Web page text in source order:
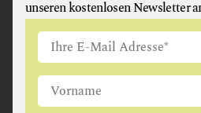
ANGUS & ARTHUR
FLEISCH + FLEISCHERZEUGNISSE
unseren kostenlosen Newsletter